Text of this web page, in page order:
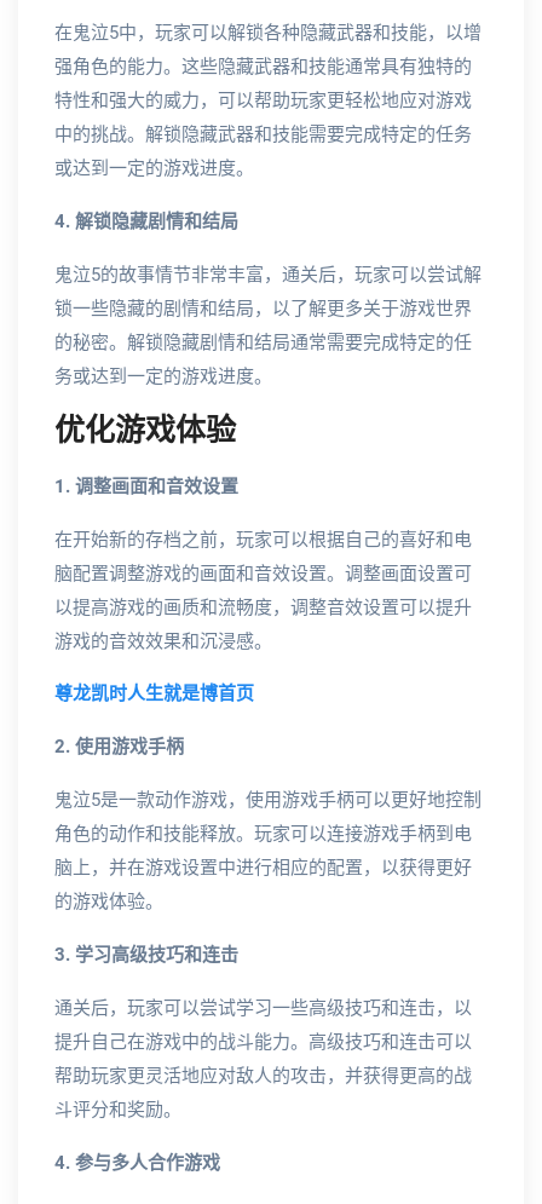
在鬼泣5中，玩家可以解锁各种隐藏武器和技能，以增
强角色的能力。这些隐藏武器和技能通常具有独特的
特性和强大的威力，可以帮助玩家更轻松地应对游戏
中的挑战。解锁隐藏武器和技能需要完成特定的任务
或达到一定的游戏进度。
4. 解锁隐藏剧情和结局
鬼泣5的故事情节非常丰富，通关后，玩家可以尝试解
锁一些隐藏的剧情和结局，以了解更多关于游戏世界
的秘密。解锁隐藏剧情和结局通常需要完成特定的任
务或达到一定的游戏进度。
优化游戏体验
1. 调整画面和音效设置
在开始新的存档之前，玩家可以根据自己的喜好和电
脑配置调整游戏的画面和音效设置。调整画面设置可
以提高游戏的画质和流畅度，调整音效设置可以提升
游戏的音效效果和沉浸感。
尊龙凯时人生就是博首页
2. 使用游戏手柄
鬼泣5是一款动作游戏，使用游戏手柄可以更好地控制
角色的动作和技能释放。玩家可以连接游戏手柄到电
脑上，并在游戏设置中进行相应的配置，以获得更好
的游戏体验。
3. 学习高级技巧和连击
通关后，玩家可以尝试学习一些高级技巧和连击，以
提升自己在游戏中的战斗能力。高级技巧和连击可以
帮助玩家更灵活地应对敌人的攻击，并获得更高的战
斗评分和奖励。
4. 参与多人合作游戏